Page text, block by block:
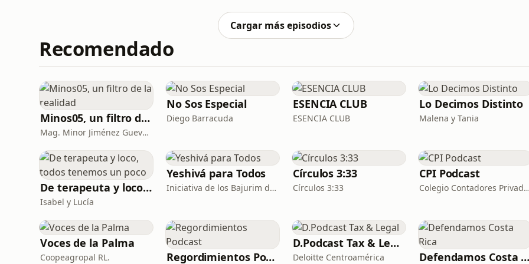
Cargar más episodios
Recomendado
Minos05, un filtro de la realidad
Mag. Minor Jiménez Guevara
No Sos Especial
Diego Barracuda
ESENCIA CLUB
ESENCIA CLUB
Lo Decimos Distinto
Malena y Tania
De terapeuta y loco, todos tenemos un poco
Isabel y Lucía
Yeshivá para Todos
Iniciativa de los Bajurim de Jabad Costa Rica
Círculos 3:33
Círculos 3:33
CPI Podcast
Colegio Contadores Privados de Costa Rica
Voces de la Palma
Coopeagropal RL. Regordimientos Podcast
D.Podcast Tax & Legal
Deloitte Centroamérica Defendamos Costa Rica